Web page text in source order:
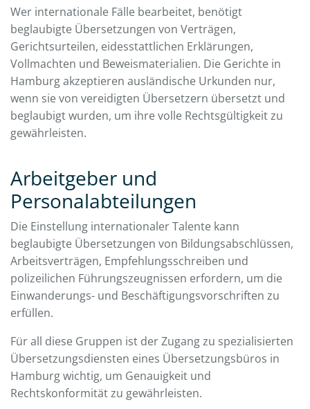
Wer internationale Fälle bearbeitet, benötigt
beglaubigte Übersetzungen von Verträgen,
Gerichtsurteilen, eidesstattlichen Erklärungen,
Vollmachten und Beweismaterialien. Die Gerichte in
Hamburg akzeptieren ausländische Urkunden nur,
wenn sie von vereidigten Übersetzern übersetzt und
beglaubigt wurden, um ihre volle Rechtsgültigkeit zu
gewährleisten.
Arbeitgeber und
Personalabteilungen
Die Einstellung internationaler Talente kann
beglaubigte Übersetzungen von Bildungsabschlüssen,
Arbeitsverträgen, Empfehlungsschreiben und
polizeilichen Führungszeugnissen erfordern, um die
Einwanderungs- und Beschäftigungsvorschriften zu
erfüllen.
Für all diese Gruppen ist der Zugang zu spezialisierten
Übersetzungsdiensten eines Übersetzungsbüros in
Hamburg wichtig, um Genauigkeit und
Rechtskonformität zu gewährleisten.